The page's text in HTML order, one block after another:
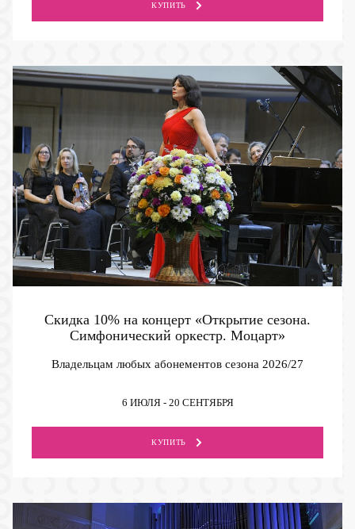
КУПИТЬ
Скидка 10% на концерт «Открытие сезона.
Симфонический оркестр. Моцарт»
Владельцам любых абонементов сезона 2026/27
6 ИЮЛЯ - 20 СЕНТЯБРЯ
КУПИТЬ